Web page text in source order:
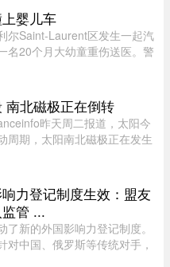
缓。图片来源：Global
大知名社区论坛 r/ ...
婴儿车
尔Saint-Laurent区发生一起汽
名20个月大幼童重伤送医。警
车。 ...
南北磁极正在倒转
昨天周二报道，太阳今
周期，太阳南北磁极正在发生
变为北 ...
力登记制度生效：盟友
管 ...
了新的外国影响力登记制度。
对中国、俄罗斯等传统对手，